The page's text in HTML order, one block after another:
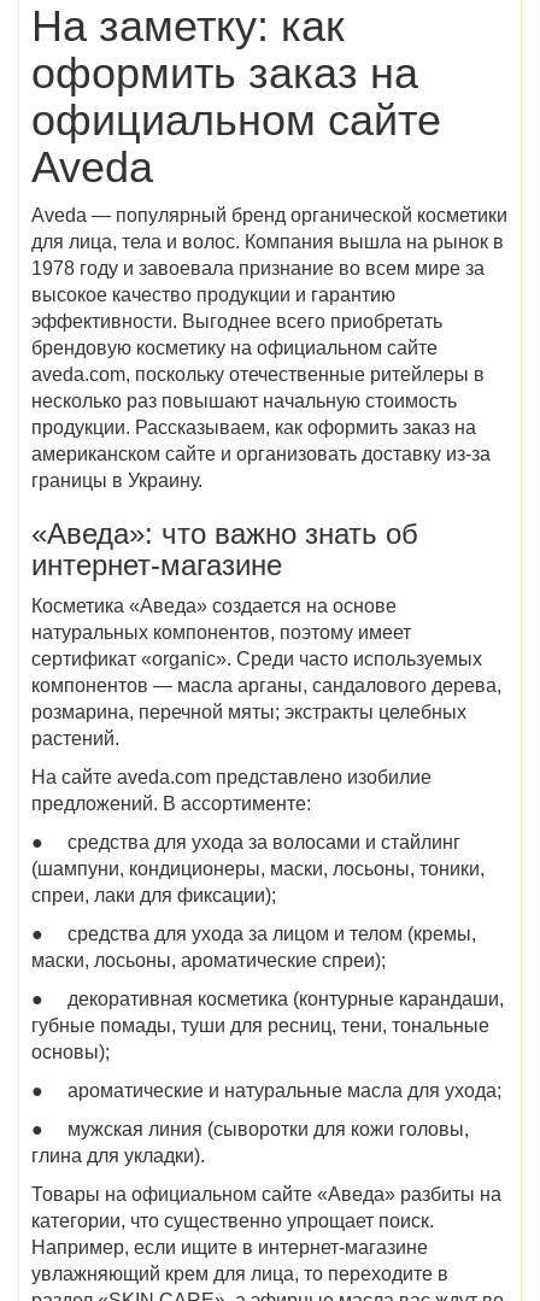
На заметку: как
оформить заказ на
официальном сайте
Aveda
Aveda — популярный бренд органической косметики
для лица, тела и волос. Компания вышла на рынок в
1978 году и завоевала признание во всем мире за
высокое качество продукции и гарантию
эффективности. Выгоднее всего приобретать
брендовую косметику на официальном сайте
aveda.com, поскольку отечественные ритейлеры в
несколько раз повышают начальную стоимость
продукции. Рассказываем, как оформить заказ на
американском сайте и организовать доставку из-за
границы в Украину.
«Аведа»: что важно знать об
интернет-магазине
Косметика «Аведа» создается на основе
натуральных компонентов, поэтому имеет
сертификат «organic». Среди часто используемых
компонентов — масла арганы, сандалового дерева,
розмарина, перечной мяты; экстракты целебных
растений.
На сайте aveda.com представлено изобилие
предложений. В ассортименте:
●
средства для ухода за волосами и стайлинг
(шампуни, кондиционеры, маски, лосьоны, тоники,
спреи, лаки для фиксации);
●
средства для ухода за лицом и телом (кремы,
маски, лосьоны, ароматические спреи);
●
декоративная косметика (контурные карандаши,
губные помады, туши для ресниц, тени, тональные
основы);
●
ароматические и натуральные масла для ухода;
●
мужская линия (сыворотки для кожи головы,
глина для укладки).
Товары на официальном сайте «Аведа» разбиты на
категории, что существенно упрощает поиск.
Например, если ищите в интернет-магазине
увлажняющий крем для лица, то переходите в